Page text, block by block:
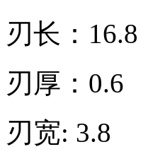
刃长：16.8
刃厚：0.6
刃宽: 3.8